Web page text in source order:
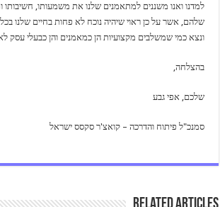
למדנו ואנו משננים למתאמנים שלנו את משמעותו, חשיבותו
שלהם, אשר על כן ראוי שיהיה נוכח לא פחות בחיים שלנו
ונצא כמי שמשלבים מקצועיות הן כמאמנים והן כבעלי עסק
בהצלחה,
שלכם, אפי גבע
סמנכ"ל פיתוח והדרכה – קואצ'ר סקסס ישראל